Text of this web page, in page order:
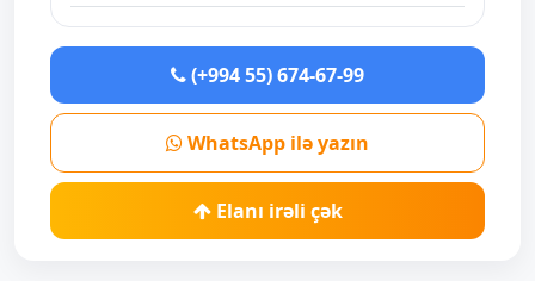
(+994 55) 674-67-99
WhatsApp ilə yazın
Elanı irəli çək